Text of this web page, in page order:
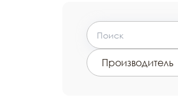
Производитель